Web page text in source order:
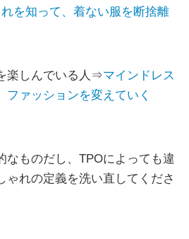
を知って、着ない服を断捨離
楽しんでいる人⇒マインドレス
ファッションを変えていく
なものだし、TPOによっても違
ゃれの定義を洗い直してくださ